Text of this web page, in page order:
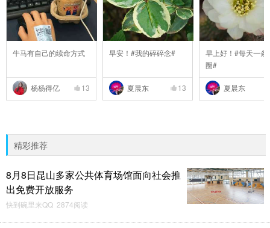
牛马有自己的续命方式
杨杨得亿 13
早安！#我的碎碎念#
夏晨东 13
早上好！#每天一条
圈#
夏晨东
精彩推荐
8月8日昆山多家公共体育场馆面向社会推
出免费开放服务
快到碗里来QQ 2874阅读